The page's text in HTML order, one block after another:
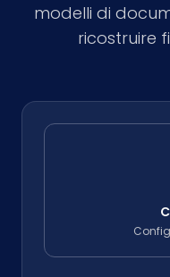
modelli di
ricostruire